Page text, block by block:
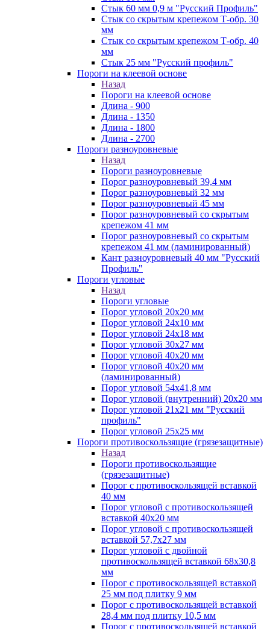
Стык 60 мм 0,9 м "Русский Профиль"
Стык со скрытым крепежом Т-обр. 30
мм
Стык со скрытым крепежом Т-обр. 40
мм
Стык 25 мм "Русский профиль"
Пороги на клеевой основе
Назад
Пороги на клеевой основе
Длина - 900
Длина - 1350
Длина - 1800
Длина - 2700
Пороги разноуровневые
Назад
Пороги разноуровневые
Порог разноуровневый 39,4 мм
Порог разноуровневый 32 мм
Порог разноуровневый 45 мм
Порог разноуровневый со скрытым
крепежом 41 мм
Порог разноуровневый со скрытым
крепежом 41 мм (ламинированный)
Кант разноуровневый 40 мм "Русский
Профиль"
Пороги угловые
Назад
Пороги угловые
Порог угловой 20х20 мм
Порог угловой 24х10 мм
Порог угловой 24х18 мм
Порог угловой 30х27 мм
Порог угловой 40х20 мм
Порог угловой 40х20 мм
(ламинированный)
Порог угловой 54х41,8 мм
Порог угловой (внутренний) 20х20 мм
Порог угловой 21х21 мм "Русский
профиль"
Порог угловой 25х25 мм
Пороги противоскользящие (грязезащитные)
Назад
Пороги противоскользящие
(грязезащитные)
Порог с противоскользящей вставкой
40 мм
Порог угловой с противоскользящей
вставкой 40х20 мм
Порог угловой с противоскользящей
вставкой 57,7х27 мм
Порог угловой с двойной
противоскользящей вставкой 68х30,8
мм
Порог с противоскользящей вставкой
25 мм под плитку 9 мм
Порог с противоскользящей вставкой
28,4 мм под плитку 10,5 мм
Порог с противоскользящей вставкой